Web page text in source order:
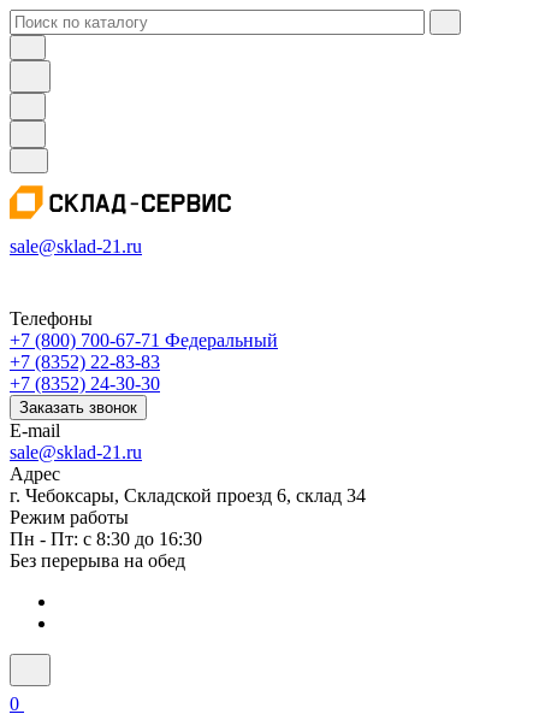
sale@sklad-21.ru
Телефоны
+7 (800) 700-67-71 Федеральный
+7 (8352) 22-83-83
+7 (8352) 24-30-30
Заказать звонок
E-mail
sale@sklad-21.ru
Адрес
г. Чебоксары, Складской проезд 6, склад 34
Режим работы
Пн - Пт: с 8:30 до 16:30
Без перерыва на обед
0